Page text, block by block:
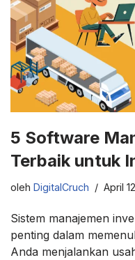
5 Software
Terbaik untuk
oleh DigitalCruch April
Sistem manajemen
penting dalam
Anda menjalankan